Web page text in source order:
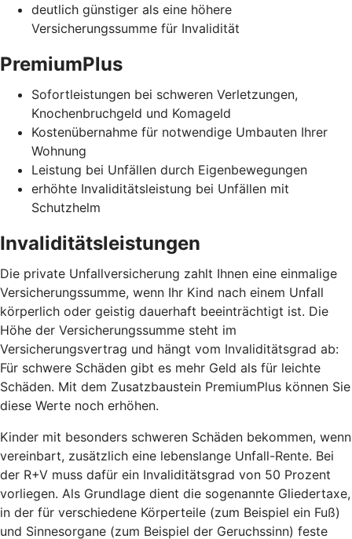
deutlich günstiger als eine höhere
Versicherungssumme für Invalidität
PremiumPlus
Sofortleistungen bei schweren Verletzungen,
Knochenbruchgeld und Komageld
Kostenübernahme für notwendige Umbauten Ihrer
Wohnung
Leistung bei Unfällen durch Eigenbewegungen
erhöhte Invaliditätsleistung bei Unfällen mit
Schutzhelm
Invaliditätsleistungen
Die private Unfallversicherung zahlt Ihnen eine einmalige
Versicherungssumme, wenn Ihr Kind nach einem Unfall
körperlich oder geistig dauerhaft beeinträchtigt ist. Die
Höhe der Versicherungssumme steht im
Versicherungsvertrag und hängt vom Invaliditätsgrad ab:
Für schwere Schäden gibt es mehr Geld als für leichte
Schäden. Mit dem Zusatzbaustein PremiumPlus können Sie
diese Werte noch erhöhen.
Kinder mit besonders schweren Schäden bekommen, wenn
vereinbart, zusätzlich eine lebenslange Unfall-Rente. Bei
der R+V muss dafür ein Invaliditätsgrad von 50 Prozent
vorliegen. Als Grundlage dient die sogenannte Gliedertaxe,
in der für verschiedene Körperteile (zum Beispiel ein Fuß)
und Sinnesorgane (zum Beispiel der Geruchssinn) feste